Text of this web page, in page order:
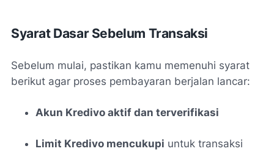
Syarat Dasar Sebelum Transaksi
Sebelum mulai, pastikan kamu memenuhi syarat
berikut agar proses pembayaran berjalan lancar:
Akun Kredivo aktif dan terverifikasi
Limit Kredivo mencukupi untuk transaksi